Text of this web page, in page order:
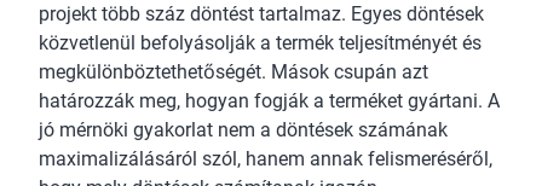
projekt több száz döntést tartalmaz. Egyes döntések
közvetlenül befolyásolják a termék teljesítményét és
megkülönböztethetőségét. Mások csupán azt
határozzák meg, hogyan fogják a terméket gyártani. A
jó mérnöki gyakorlat nem a döntések számának
maximalizálásáról szól, hanem annak felismeréséről,